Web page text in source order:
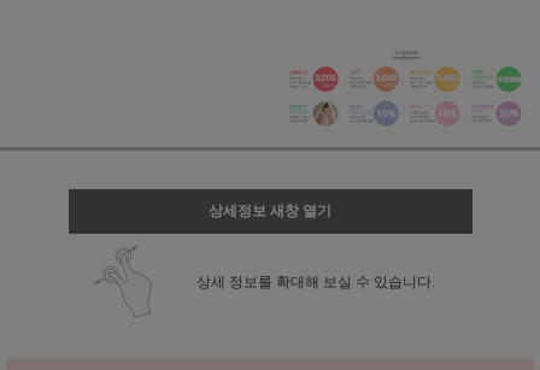
상세정보 새창 열기
상세 정보를 확대해 보실 수 있습니다.